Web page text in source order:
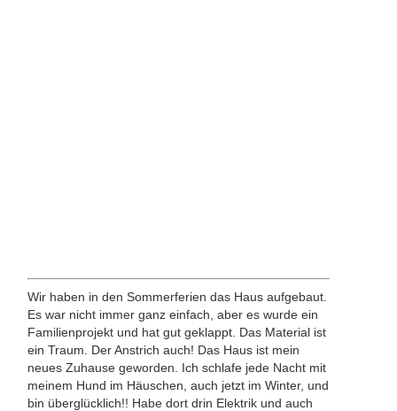
Wir haben in den Sommerferien das Haus aufgebaut.
Es war nicht immer ganz einfach, aber es wurde ein
Familienprojekt und hat gut geklappt. Das Material ist
ein Traum. Der Anstrich auch! Das Haus ist mein
neues Zuhause geworden. Ich schlafe jede Nacht mit
meinem Hund im Häuschen, auch jetzt im Winter, und
bin überglücklich!! Habe dort drin Elektrik und auch